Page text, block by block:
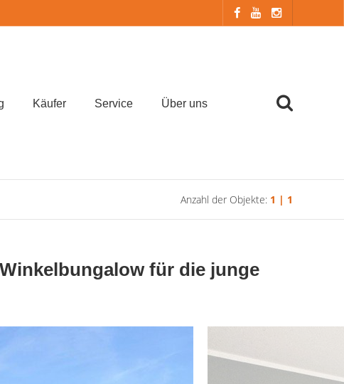
Käufer Service Über uns
Anzahl der Objekte: 1 | 1
für die junge